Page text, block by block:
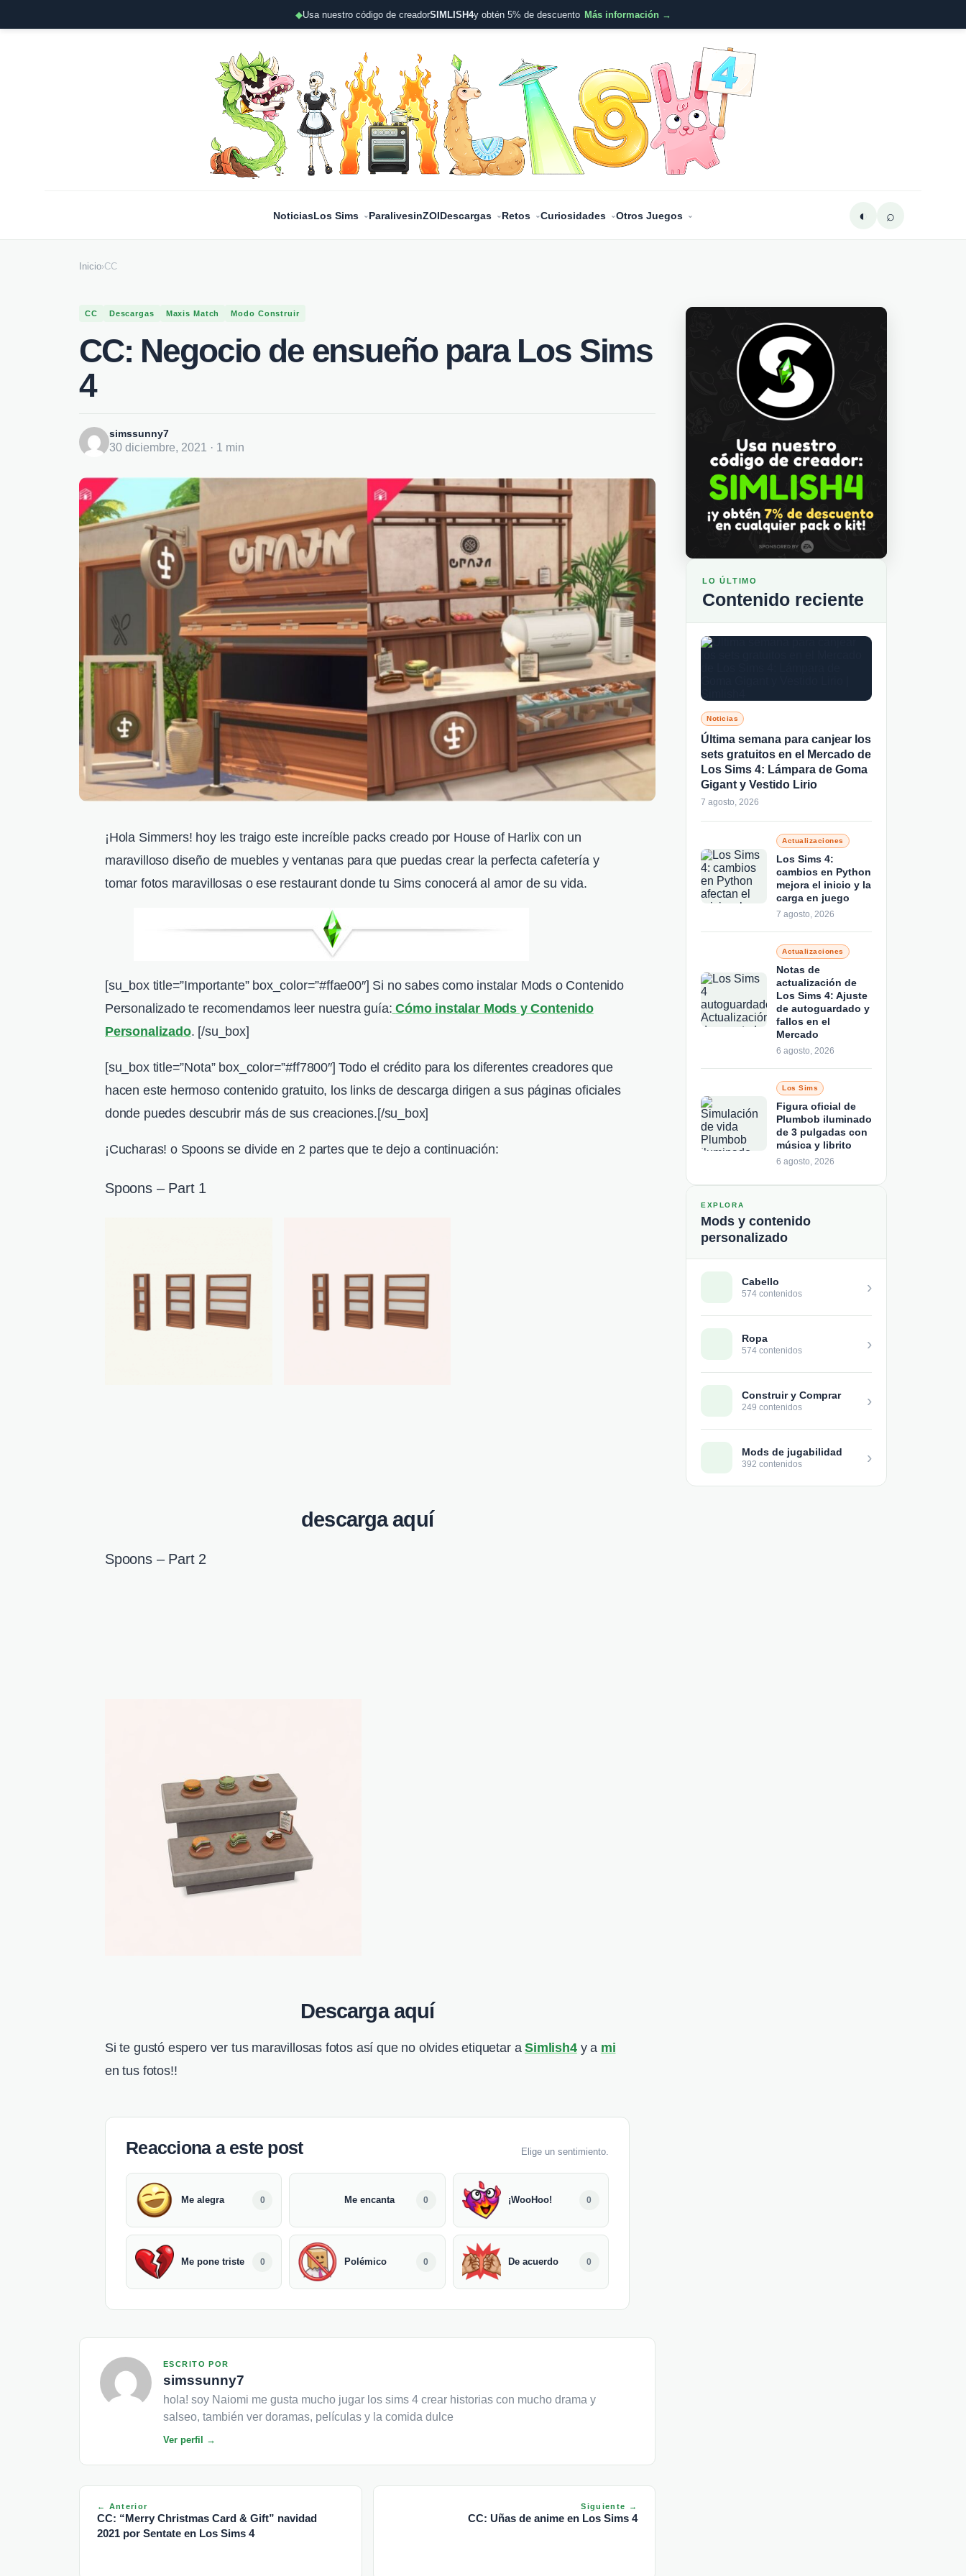
◆Usa nuestro código de creadorSIMLISH4y obtén 5% de descuento Más información →
NoticiasLos Sims ParalivesinZOIDescargas Retos Curiosidades Otros Juegos ◐ ⌕
Inicio›CC
CC Descargas Maxis Match Modo Construir
CC: Negocio de ensueño para Los Sims
4
simssunny7
30 diciembre, 2021 · 1 min
¡Hola Simmers! hoy les traigo este increíble packs creado por House of Harlix con un
maravilloso diseño de muebles y ventanas para que puedas crear la perfecta cafetería y
tomar fotos maravillosas o ese restaurant donde tu Sims conocerá al amor de su vida.
[su_box title=”Importante” box_color=”#ffae00″] Si no sabes como instalar Mods o Contenido
Personalizado te recomendamos leer nuestra guía: Cómo instalar Mods y Contenido
Personalizado. [/su_box]
[su_box title=”Nota” box_color=”#ff7800″] Todo el crédito para los diferentes creadores que
hacen este hermoso contenido gratuito, los links de descarga dirigen a sus páginas oficiales
donde puedes descubrir más de sus creaciones.[/su_box]
¡Cucharas! o Spoons se divide en 2 partes que te dejo a continuación:
Spoons – Part 1
descarga aquí
Spoons – Part 2
Descarga aquí
Si te gustó espero ver tus maravillosas fotos así que no olvides etiquetar aSimlish4y a mi
en tus fotos!!
Reacciona a este post Elige un sentimiento.
Me alegra 0 Me encanta 0 ¡WooHoo! 0
Me pone triste 0 Polémico 0 De acuerdo 0
ESCRITO POR
simssunny7
hola! soy Naiomi me gusta mucho jugar los sims 4 crear historias con mucho drama y
salseo, también ver doramas, películas y la comida dulce
Ver perfil →
← Anterior
CC: “Merry Christmas Card & Gift” navidad
2021 por Sentate en Los Sims 4
Siguiente →
CC: Uñas de anime en Los Sims 4
LO ÚLTIMO
Contenido reciente
Noticias
Última semana para canjear los
sets gratuitos en el Mercado de
Los Sims 4: Lámpara de Goma
Gigant y Vestido Lirio
7 agosto, 2026
Actualizaciones
Los Sims 4:
cambios en Python
mejora el inicio y la
carga en juego
7 agosto, 2026
Actualizaciones
Notas de
actualización de
Los Sims 4: Ajuste
de autoguardado y
fallos en el
Mercado
6 agosto, 2026
Los Sims
Figura oficial de
Plumbob iluminado
de 3 pulgadas con
música y librito
6 agosto, 2026
EXPLORA
Mods y contenido
personalizado
Cabello
574 contenidos ›
Ropa
574 contenidos ›
Construir y Comprar
249 contenidos ›
Mods de jugabilidad
392 contenidos ›